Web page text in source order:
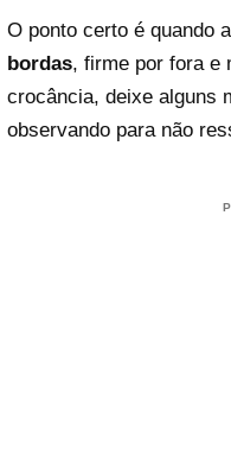
O ponto certo é quando
bordas, firme por fora e
crocância, deixe alguns
observando para não